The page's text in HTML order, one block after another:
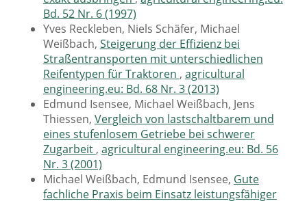
Bd. 52 Nr. 6 (1997)
Yves Reckleben, Niels Schäfer, Michael
Weißbach, Steigerung der Effizienz bei
Straßentransporten mit unterschiedlichen
Reifentypen für Traktoren , agricultural
engineering.eu: Bd. 68 Nr. 3 (2013)
Edmund Isensee, Michael Weißbach, Jens
Thiessen, Vergleich von lastschaltbarem und
eines stufenlosem Getriebe bei schwerer
Zugarbeit , agricultural engineering.eu: Bd. 56
Nr. 3 (2001)
Michael Weißbach, Edmund Isensee, Gute
fachliche Praxis beim Einsatz leistungsfähiger